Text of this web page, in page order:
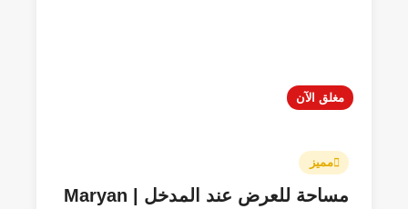
مغلق الآن
مميز
مساحة للعرض عند المدخل | Maryan